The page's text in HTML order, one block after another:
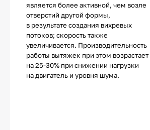
является более активной, чем возле
отверстий другой формы,
в результате создания вихревых
потоков; скорость также
увеличивается. Производительность
работы вытяжек при этом возрастает
на 25-30% при снижении нагрузки
на двигатель и уровня шума.